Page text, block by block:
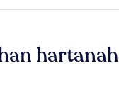
hartanah